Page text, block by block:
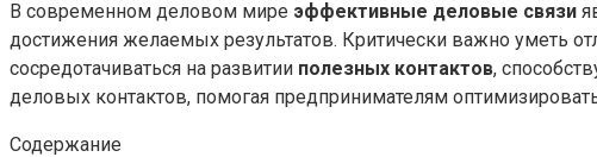
В современном деловом мире эффективные деловые связи
достижения желаемых результатов. Критически важно уметь
сосредотачиваться на развитии полезных контактов,
деловых контактов, помогая предпринимателям
Содержание